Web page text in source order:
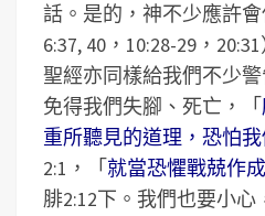
話。是的，神不少應許會
6:37, 40，10:28-29，
聖經亦同樣給我們不少
免得我們失腳、死亡，「
重所聽見的道理，恐怕我
2:1，「就當恐懼戰兢作
腓2:12下。我們也要小